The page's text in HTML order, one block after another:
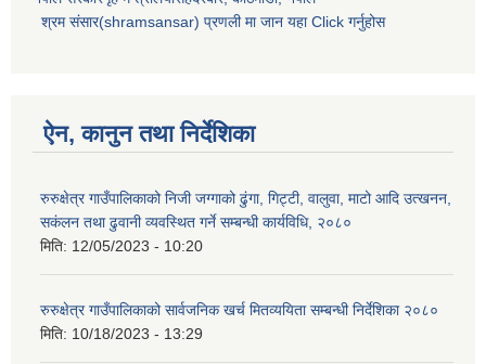
श्रम संसार(shramsansar) प्रणली मा जान यहा Click गर्नुहोस
ऐन, कानुन तथा निर्देशिका
रुरुक्षेत्र गाउँपालिकाको निजी जग्गाको ढुंगा, गिट्टी, वालुवा, माटो आदि उत्खनन,
सकंलन तथा ढुवानी व्यवस्थित गर्ने सम्बन्धी कार्यविधि, २०८०
मिति: 12/05/2023 - 10:20
रुरुक्षेत्र गाउँपालिकाको सार्वजनिक खर्च मितव्ययिता सम्बन्धी निर्देशिका २०८०
मिति: 10/18/2023 - 13:29